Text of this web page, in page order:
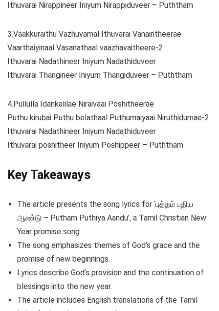
Ithuvarai Nirappineer Iniyum Nirappiduveer – Puththam
3.Vaakkuraithu Vazhuvamal Ithuvarai Vanaintheerae
Vaarthaiyinaal Vasanathaal vaazhavaitheere-2
Ithuvarai Nadathineer Iniyum Nadathiduveer
Ithuvarai Thangineer Iniyum Thangiduveer – Puththam
4.Pullulla Idankalilae Niraivaai Poshitheerae
Puthu kirubai Puthu belathaal Puthumaiyaai Niruthidumae-2
Ithuvarai Nadathineer Iniyum Nadathiduveer
Ithuvarai poshitheer Iniyum Poshippeer – Puththam
Key Takeaways
The article presents the song lyrics for ‘புத்தம் புதிய
ஆண்டு – Putham Puthiya Aandu’, a Tamil Christian New
Year promise song.
The song emphasizes themes of God’s grace and the
promise of new beginnings.
Lyrics describe God’s provision and the continuation of
blessings into the new year.
The article includes English translations of the Tamil